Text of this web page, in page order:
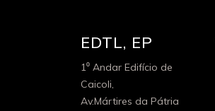
EDTL, EP
1⁰ Andar Edifício de
Caicoli,
Av.Mártires da Pátria